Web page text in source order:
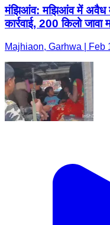
मंझिआंव: मझिआंव में अवैध
कार्रवाई, 200 किलो
Majhiaon, Garhwa | Feb